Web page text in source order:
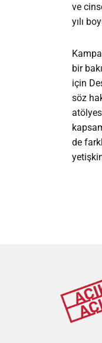
ve
yılı
bir
için
söz
de